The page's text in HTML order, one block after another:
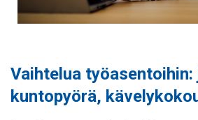
Vaihtelua
kuntopyörä,